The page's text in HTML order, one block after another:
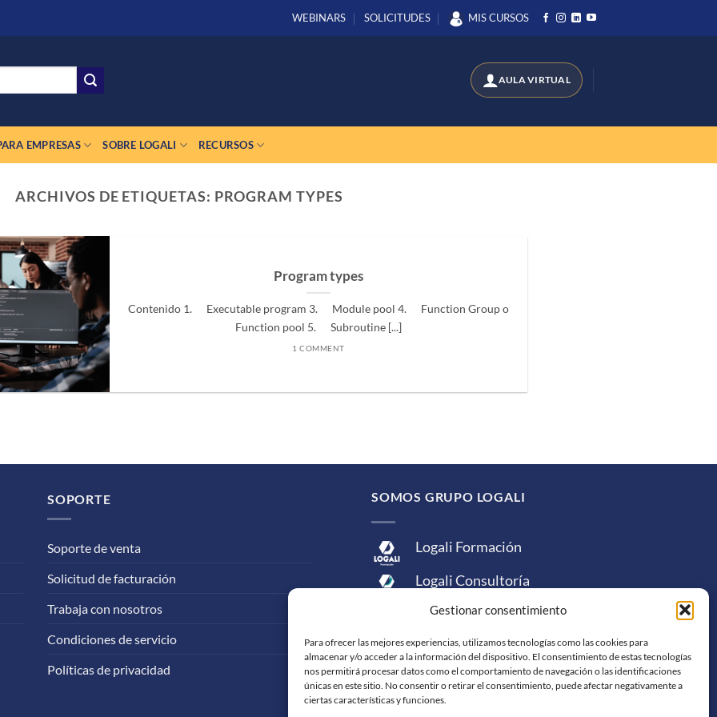
Gestionar consentimiento
Para ofrecer las mejores experiencias, utilizamos tecnologías como las cookies para
almacenar y/o acceder a la información del dispositivo. El consentimiento de estas tecnologías
nos permitirá procesar datos como el comportamiento de navegación o las identificaciones
únicas en este sitio. No consentir o retirar el consentimiento, puede afectar negativamente a
ciertas características y funciones.
WEBINARS SOLICITUDES MIS CURSOS
EMPRESAS SOBRE LOGALI RECURSOS
ARCHIVOS DE ETIQUETAS: PROGRAM TYPES
Program types
Contenido 1. Executable program 3. Module pool 4. Function Group o
Function pool 5. Subroutine [...]
1 COMMENT
SOPORTE
Soporte de venta
Solicitud de facturación
Trabaja con nosotros
Condiciones de servicio
Políticas de privacidad
SOMOS GRUPO LOGALI
Logali Formación
Logali Consultoría
Logali Ingeniería